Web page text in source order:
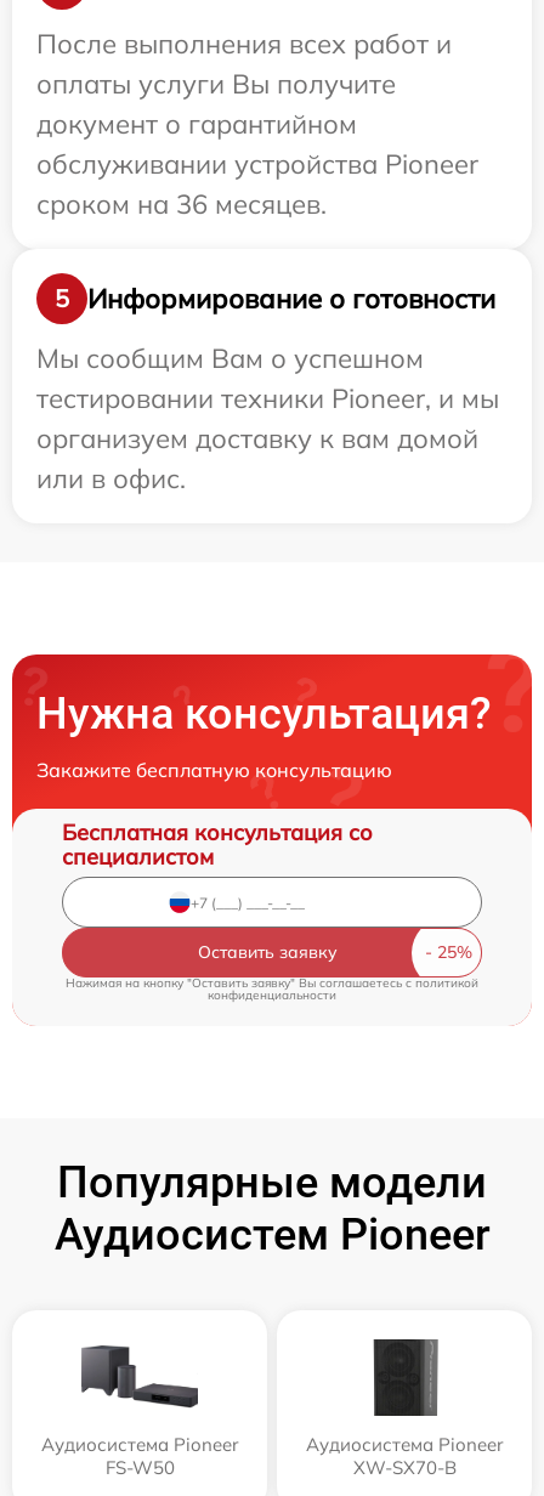
После выполнения всех работ и
оплаты услуги Вы получите
документ о гарантийном
обслуживании устройства Pioneer
сроком на 36 месяцев.
5
Информирование о готовности
Мы сообщим Вам о успешном
тестировании техники Pioneer, и мы
организуем доставку к вам домой
или в офис.
Нужна консультация?
Закажите бесплатную консультацию
Бесплатная консультация со
специалистом
Оставить заявку
Нажимая на кнопку "Оставить заявку" Вы соглашаетесь cполитикой
конфиденциальности
Популярные модели
Аудиосистем Pioneer
Аудиосистема Pioneer
FS-W50
Аудиосистема Pioneer
XW-SX70-B